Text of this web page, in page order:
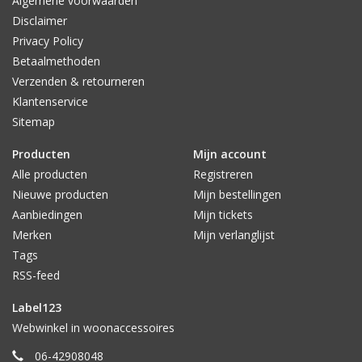
o.a. mokken, kopjes, theemokken, ontbijtborden, schalen en
noem maar op. Het leuke van HK Living is dat je het
verschillende keramiek mooi met elkaar kunt combineren. Mix
en Match!
Disclaimer
Privacy Policy
Betaalmethoden
Verzenden & retourneren
Klantenservice
Sitemap
Producten
Alle producten
Nieuwe producten
Aanbiedingen
Merken
Tags
RSS-feed
Mijn account
Registreren
Mijn bestellingen
Mijn tickets
Mijn verlanglijst
Label123
Webwinkel in woonaccessoires
06-42908048